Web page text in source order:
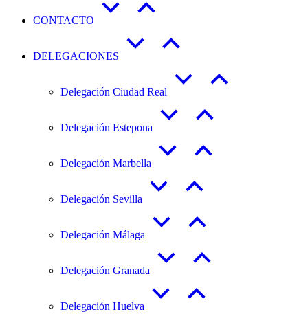
CONTACTO
DELEGACIONES
Delegación Ciudad Real
Delegación Estepona
Delegación Marbella
Delegación Sevilla
Delegación Málaga
Delegación Granada
Delegación Huelva